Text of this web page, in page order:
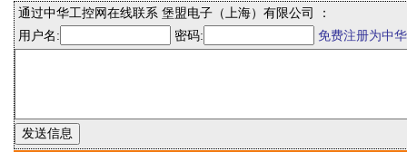
通过中华工控网在线联系 堡盟电子（上海）有限公司 ：
用户名:
密码: 免费注册为中